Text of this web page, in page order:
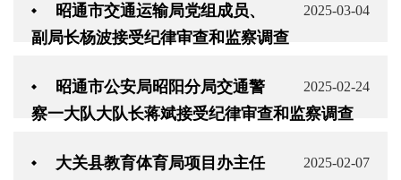
2025-03-04
昭通市交通运输局党组成员、
副局长杨波接受纪律审查和监察调查
2025-02-24
昭通市公安局昭阳分局交通警
察一大队大队长蒋斌接受纪律审查和监察调查
2025-02-07
大关县教育体育局项目办主任